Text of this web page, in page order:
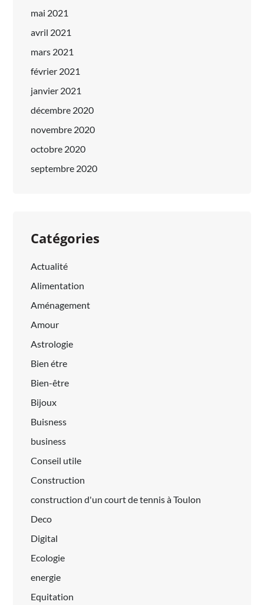
mai 2021
avril 2021
mars 2021
février 2021
janvier 2021
décembre 2020
novembre 2020
octobre 2020
septembre 2020
Catégories
Actualité
Alimentation
Aménagement
Amour
Astrologie
Bien étre
Bien-être
Bijoux
Buisness
business
Conseil utile
Construction
construction d'un court de tennis à Toulon
Deco
Digital
Ecologie
energie
Equitation